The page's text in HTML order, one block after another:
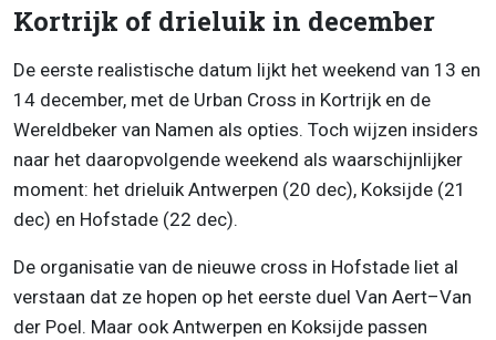
Kortrijk of drieluik in december
De eerste realistische datum lijkt het weekend van 13 en
14 december, met de Urban Cross in Kortrijk en de
Wereldbeker van Namen als opties. Toch wijzen insiders
naar het daaropvolgende weekend als waarschijnlijker
moment: het drieluik Antwerpen (20 dec), Koksijde (21
dec) en Hofstade (22 dec).
De organisatie van de nieuwe cross in Hofstade liet al
verstaan dat ze hopen op het eerste duel Van Aert–Van
der Poel. Maar ook Antwerpen en Koksijde passen